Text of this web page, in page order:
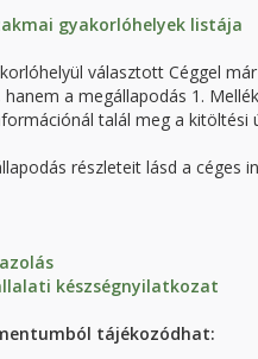
gyakorlóhelyek listája
választott Céggel
a megállapodás 1.
talál meg a kitöltési
részleteit lásd a céges
készségnyilatkozat
tájékozódhat: